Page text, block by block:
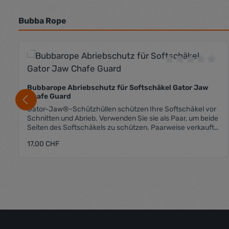
Bubba Rope
Bubbarope Abriebschutz für Softschäkel Gator Jaw
Chafe Guard
Gator-Jaw®-Schützhüllen schützen Ihre Softschäkel vor
Schnitten und Abrieb. Verwenden Sie sie als Paar, um beide
Seiten des Softschäkels zu schützen. Paarweise verkauft.
schwarz
Regulärer Preis:
17,00 CHF